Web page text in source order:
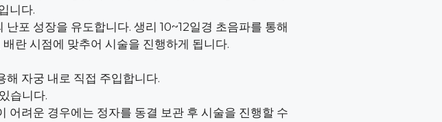
니다.
포 성장을 유도합니다. 생리 10~12일경 초음파를 통해
란 시점에 맞추어 시술을 진행하게 됩니다.
자궁 내로 직접 주입합니다.
습니다.
어려운 경우에는 정자를 동결 보관 후 시술을 진행할 수